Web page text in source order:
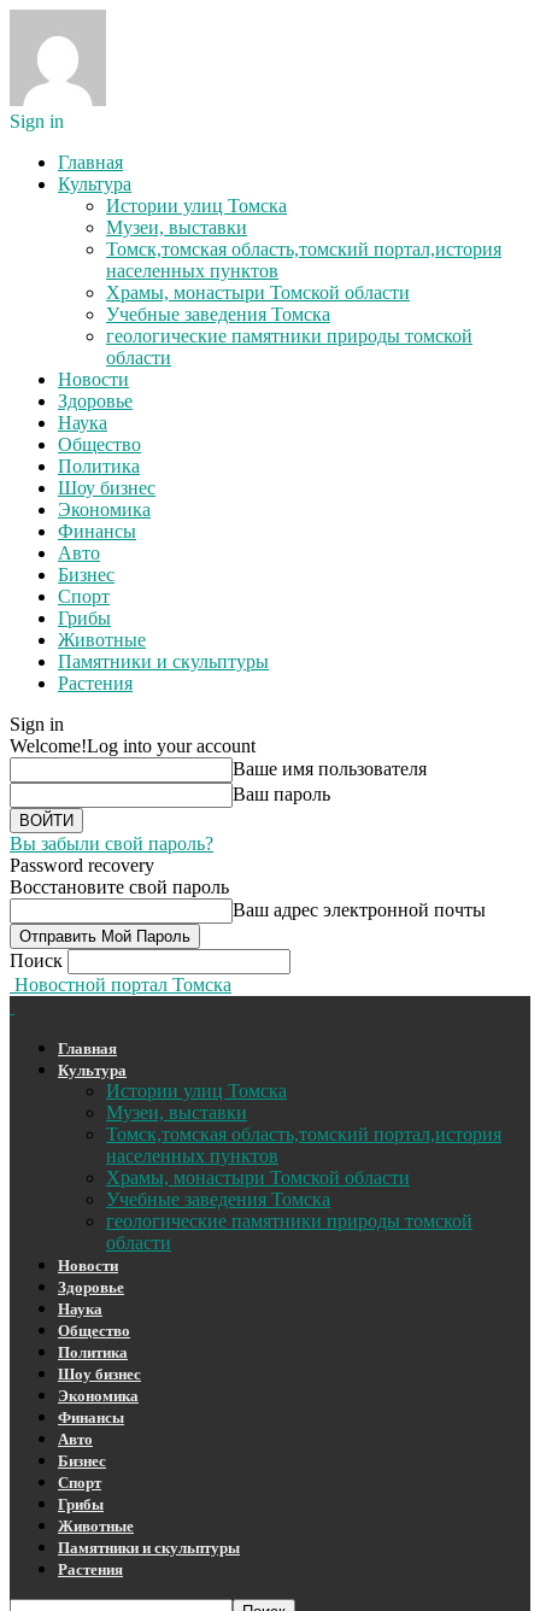
Sign in
Главная
Культура
Истории улиц Томска
Музеи, выставки
Томск,томская область,томский портал,история
населенных пунктов
Храмы, монастыри Томской области
Учебные заведения Томска
геологические памятники природы томской
области
Новости
Здоровье
Наука
Общество
Политика
Шоу бизнес
Экономика
Финансы
Авто
Бизнес
Спорт
Грибы
Животные
Памятники и скульптуры
Растения
Sign in
Welcome!Log into your account
Ваше имя пользователя
Ваш пароль
Вы забыли свой пароль?
Password recovery
Восстановите свой пароль
Ваш адрес электронной почты
Поиск
Новостной портал Томска
Главная
Культура
Истории улиц Томска
Музеи, выставки
Томск,томская область,томский портал,история
населенных пунктов
Храмы, монастыри Томской области
Учебные заведения Томска
геологические памятники природы томской
области
Новости
Здоровье
Наука
Общество
Политика
Шоу бизнес
Экономика
Финансы
Авто
Бизнес
Спорт
Грибы
Животные
Памятники и скульптуры
Растения